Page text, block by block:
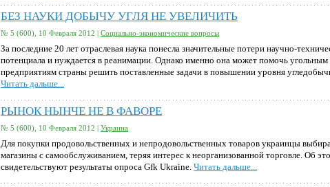
БЕЗ НАУКИ ДОБЫЧУ УГЛЯ НЕ УВЕЛИЧИТЬ
№ 5 (600), 10 Февраля 2012 |Социально-экономические вопросы
За последние 20 лет отраслевая наука понесла значительные потери научно-
потенциала и нуждается в реанимации. Однако именно она может помочь угольным
предприятиям страны решить поставленные задачи в повышении уровня
Читать дальше...
РЫНОК НЫНЧЕ НЕ В ФАВОРЕ
№ 5 (600), 10 Февраля 2012 |Украина
Для покупки продовольственных и непродовольственных товаров украинцы
магазины с самообслуживанием, теряя интерес к неорганизованной торговле. Об
свидетельствуют результаты опроса Gfk Ukraine.Читать дальше...